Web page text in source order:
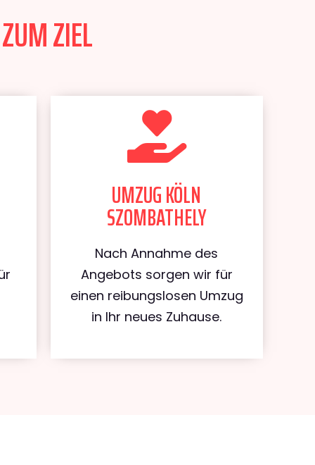
ZIEL
UMZUG KÖLN
SZOMBATHELY
Nach Annahme des
Angebots sorgen wir für
einen reibungslosen Umzug
in Ihr neues Zuhause.